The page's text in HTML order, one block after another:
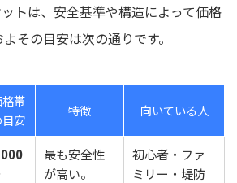
トは、安全基準や構造によって価格
その目安は次の通りです。
帯
安
特徴 向いている人
最も安全性
が高い。
初心者・ファ
ミリー・堤防